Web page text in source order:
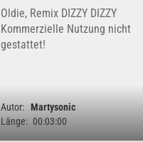
Oldie, Remix DIZZY DIZZY
Kommerzielle Nutzung nicht
gestattet!
Autor: Martysonic
Länge: 00:03:00